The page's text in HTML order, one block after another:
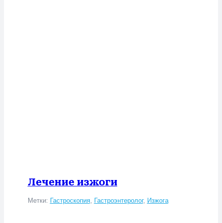
Лечение изжоги
Метки: Гастроскопия, Гастроэнтеролог, Изжога